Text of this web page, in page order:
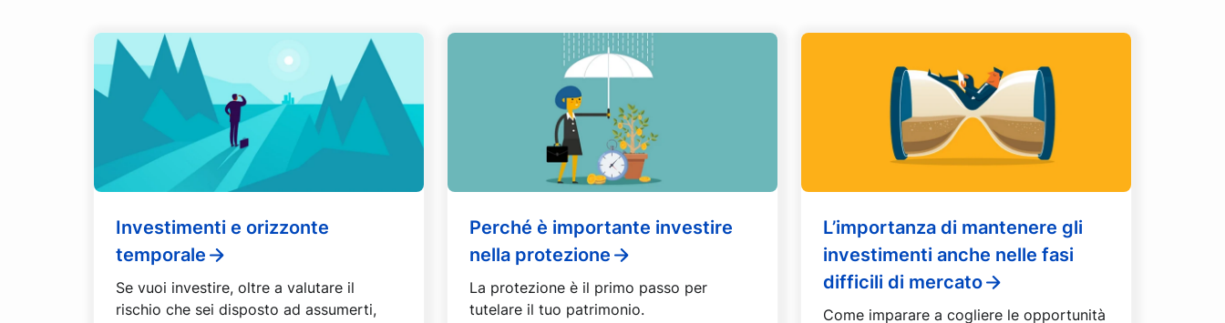
Investimenti e orizzonte
temporale
Se vuoi investire, oltre a valutare il
rischio che sei disposto ad assumerti,
Perché è importante investire
nella protezione
La protezione è il primo passo per
tutelare il tuo patrimonio.
L’importanza di mantenere gli
investimenti anche nelle fasi
difficili di mercato
Come imparare a cogliere le opportunità